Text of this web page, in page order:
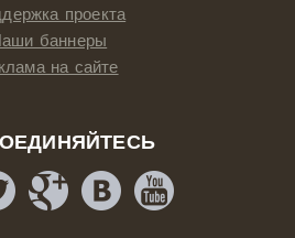
проекта
баннеры
на сайте